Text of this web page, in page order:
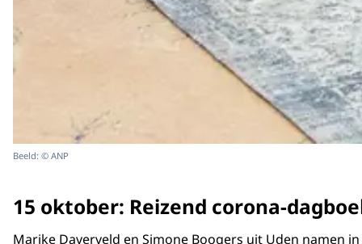
Beeld: © ANP
15 oktober: Reizend corona-
Marike Daverveld en Simone Boogers uit Uden namen